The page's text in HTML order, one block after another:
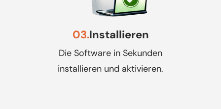
03.Installieren
Die Software in Sekunden
installieren und aktivieren.